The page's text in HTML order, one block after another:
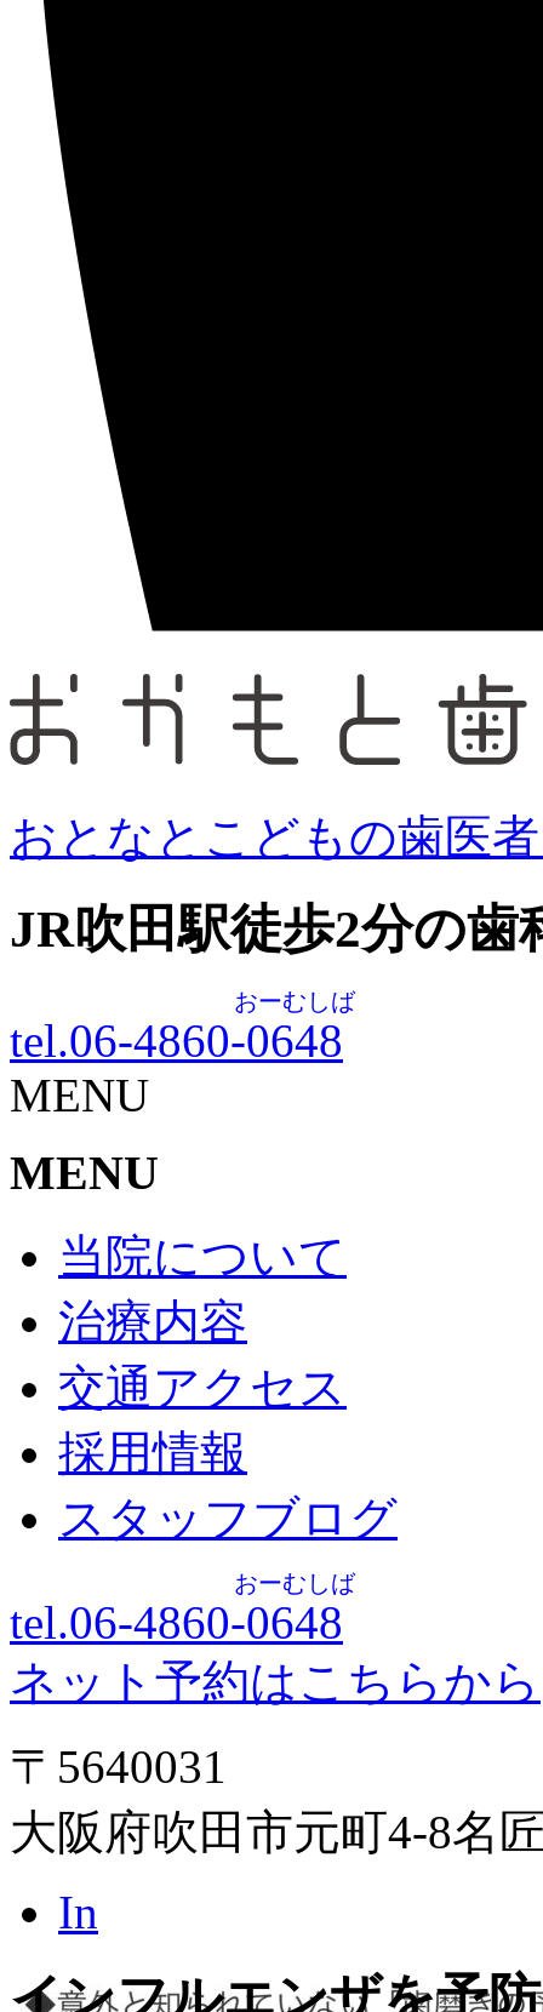
おとなとこどもの歯医
JR吹田駅徒歩2分の歯
tel.06-4860-0648
おーむしば
MENU
MENU
当院について
治療内容
交通アクセス
採用情報
スタッフブログ
tel.06-4860-0648
おーむしば
ネット予約はこちらから
〒5640031
大阪府吹田市元町4-8名
In
インフルエンザを予